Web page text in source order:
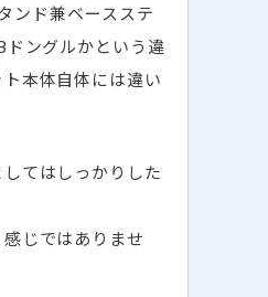
ド兼ベースステ
ングルかという違
本体自体には違い
てはしっかりした
じではありませ